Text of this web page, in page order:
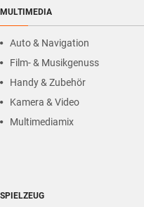
MULTIMEDIA
Auto & Navigation
Film- & Musikgenuss
Handy & Zubehör
Kamera & Video
Multimediamix
SPIELZEUG